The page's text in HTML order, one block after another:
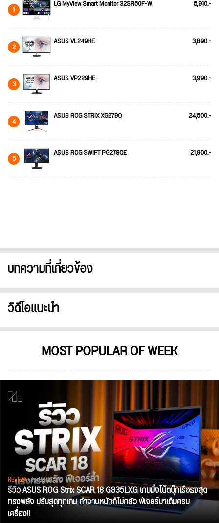
1 LG MyView Smart Monitor 32SR50F-W 5,910.-
2 ASUS VL249HE 3,890.-
3 ASUS VP229HE 3,990.-
4 ASUS ROG STRIX XG279Q 24,500.-
5 ASUS ROG SWIFT PG278QE 21,900.-
บทความที่เกี่ยวข้อง
วิดีโอแนะนำ
MOST POPULAR OF WEEK
REVIEW• Jul 28, 2026
รีวิว ASUS ROG Strix SCAR 18 G835LXG เกมมิ่งโน้ตบุ๊กเรือธงสุด
ทรงพลัง ปรับสุดทุกเกม ทำงานหนักก็ไม่กลัว ฟีเจอร์มาเต็มครบ
เครื่อง!!